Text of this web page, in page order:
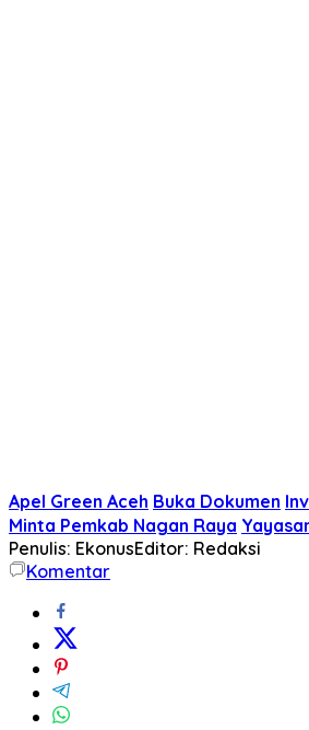
Apel Green Aceh Buka Dokumen
Minta Pemkab Nagan Raya
Penulis: EkonusEditor: Redaksi
Komentar